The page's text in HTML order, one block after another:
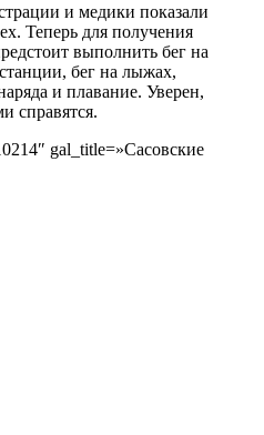
и медики показали
Теперь для получения
выполнить бег на
бег на лыжах,
и плавание. Уверен,
справятся.
gal_title=»Сасовские